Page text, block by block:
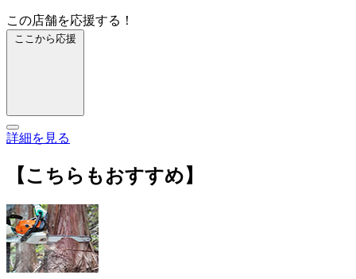
この店舗を応援する！
ここから応援
詳細を見る
【こちらもおすすめ】